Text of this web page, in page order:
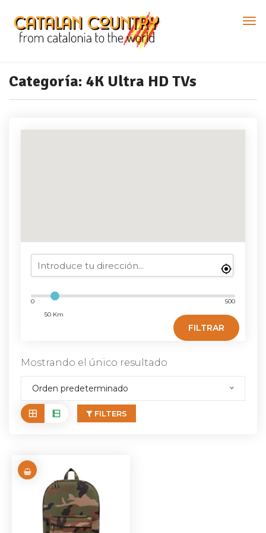
Categoría: 4K Ultra HD TVs
0
50 Km
500
FILTRAR
Mostrando el único resultado
Orden predeterminado
FILTERS